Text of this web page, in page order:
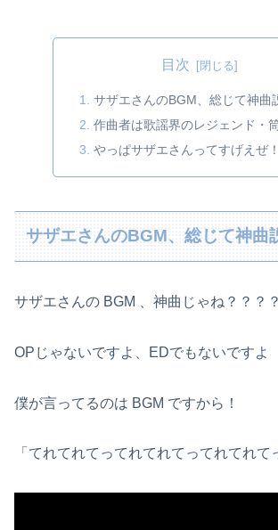
目次
サザエさんのBGM、総じて神曲
作曲者は歌謡界のレジェンド・
やっぱサザエさんってすげえぜ！
サザエさんのBGM、総じて神曲
サザエさんの BGM 、神曲じゃね？？？？
OPじゃないですよ、EDでもないですよ
僕が言ってるのは BGM ですから！
「てれてれてってれてれてってれてれて